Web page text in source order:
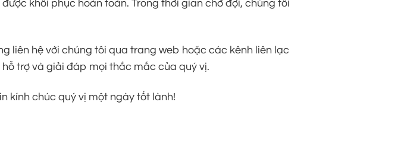
khôi phục hoàn toàn. Trong thời gian chờ đợi, chúng tôi
liên hệ với chúng tôi qua trang web hoặc các kênh liên lạc
trợ và giải đáp mọi thắc mắc của quý vị.
kính chúc quý vị một ngày tốt lành!